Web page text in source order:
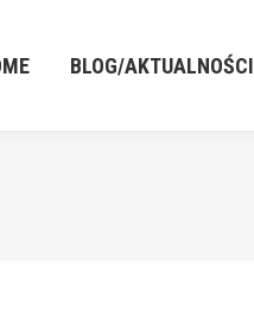
BLOG/AKTUALNOŚCI